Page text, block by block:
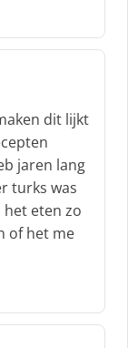
dit lijkt
jaren lang
turks was
eten zo
of het me